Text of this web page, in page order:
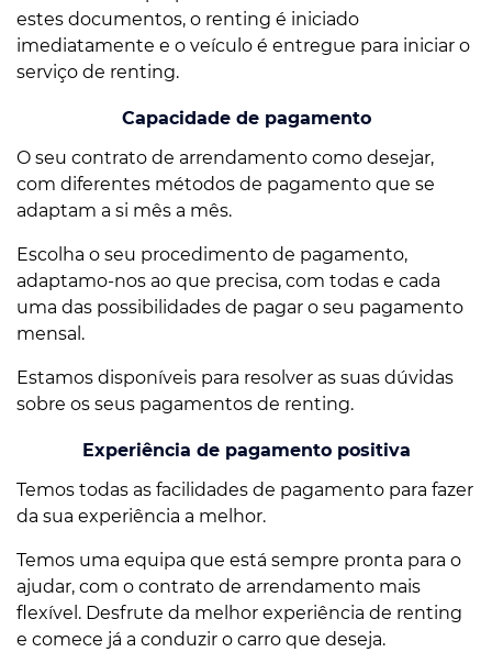
estes documentos, o renting é iniciado
imediatamente e o veículo é entregue para iniciar o
serviço de renting.
Capacidade de pagamento
O seu contrato de arrendamento como desejar,
com diferentes métodos de pagamento que se
adaptam a si mês a mês.
Escolha o seu procedimento de pagamento,
adaptamo-nos ao que precisa, com todas e cada
uma das possibilidades de pagar o seu pagamento
mensal.
Estamos disponíveis para resolver as suas dúvidas
sobre os seus pagamentos de renting.
Experiência de pagamento positiva
Temos todas as facilidades de pagamento para fazer
da sua experiência a melhor.
Temos uma equipa que está sempre pronta para o
ajudar, com o contrato de arrendamento mais
flexível. Desfrute da melhor experiência de renting
e comece já a conduzir o carro que deseja.